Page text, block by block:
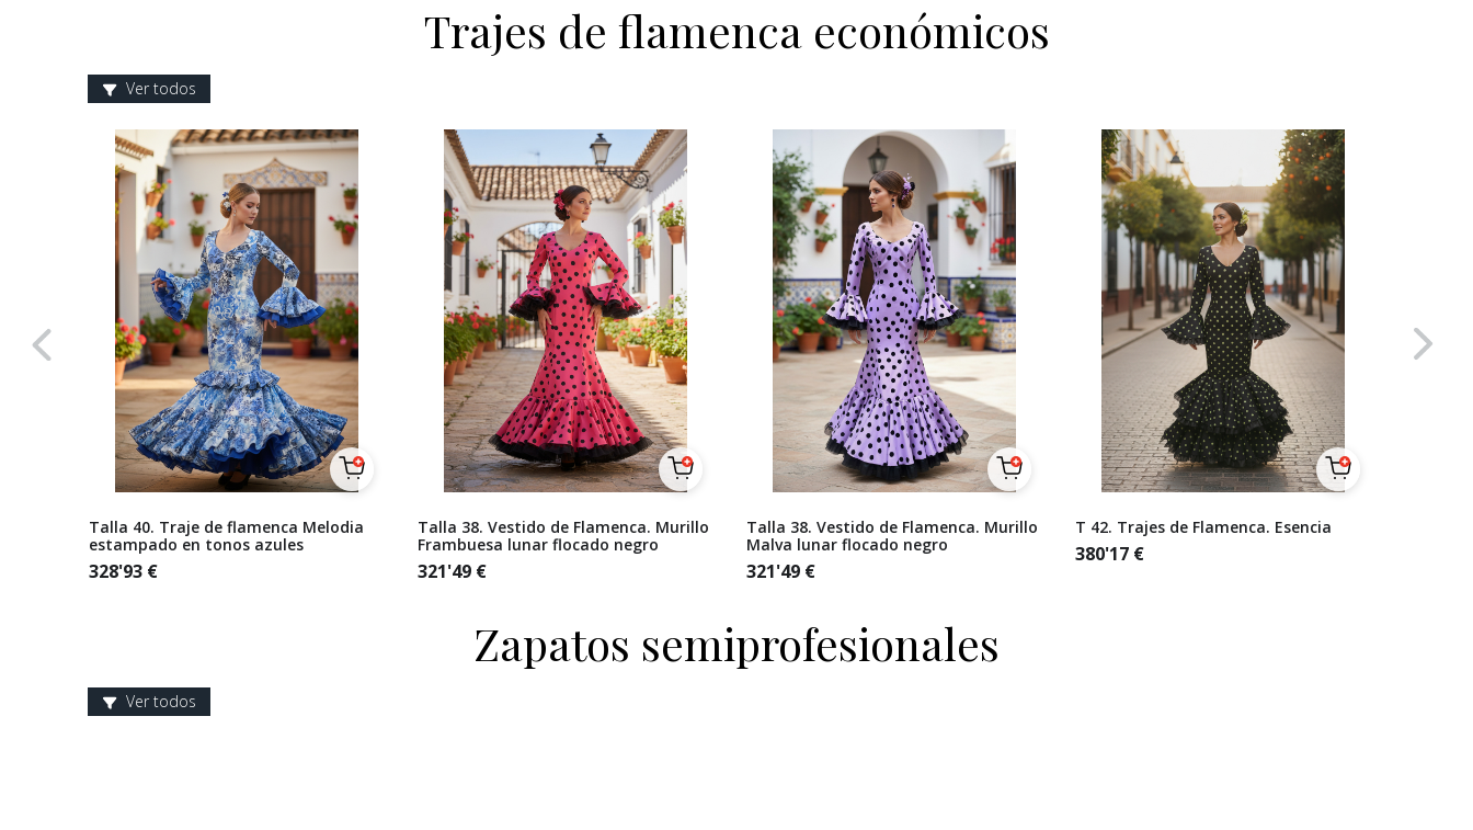
Trajes de flamenca económicos
Ver todos
Talla 40. Traje de flamenca Melodia
estampado en tonos azules
328'93 €
Talla 38. Vestido de Flamenca. Murillo
Frambuesa lunar flocado negro
321'49 €
Talla 38. Vestido de Flamenca. Murillo
Malva lunar flocado negro
321'49 €
T 42. Trajes de Flamenca. Esencia
380'17 €
Zapatos semiprofesionales
Ver todos